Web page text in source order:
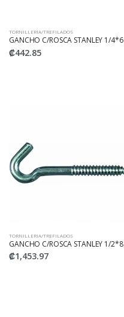
TORNILLERIA/TREFILADOS
GANCHO C/ROSCA STANLEY 1/4*6
₡442.85
TORNILLERIA/TREFILADOS
GANCHO C/ROSCA STANLEY 1/2*8
₡1,453.97